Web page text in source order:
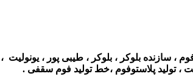
، سازنده بلوکر ، بلوکر ، طیبی پور ،
، تولید پلاستوفوم ،خط تولید فوم سقفی .